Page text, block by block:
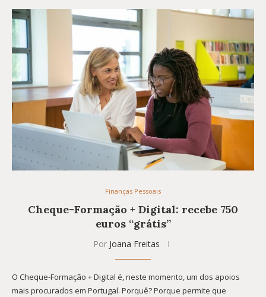
Finanças Pessoais
Cheque-Formação + Digital: recebe 750
euros “grátis”
Por Joana Freitas
O Cheque-Formação + Digital é, neste momento, um dos apoios
mais procurados em Portugal. Porquê? Porque permite que